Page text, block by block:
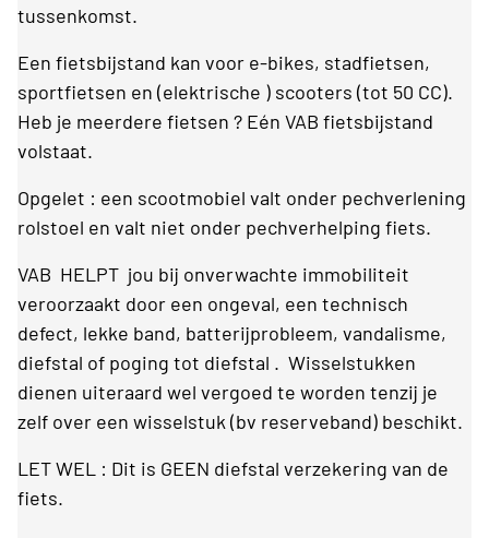
tussenkomst.
Een fietsbijstand kan voor e-bikes, stadfietsen,
sportfietsen en (elektrische ) scooters (tot 50 CC).
Heb je meerdere fietsen ? Eén VAB fietsbijstand
volstaat.
Opgelet : een scootmobiel valt onder pechverlening
rolstoel en valt niet onder pechverhelping fiets.
VAB HELPT jou bij onverwachte immobiliteit
veroorzaakt door een ongeval, een technisch
defect, lekke band, batterijprobleem, vandalisme,
diefstal of poging tot diefstal . Wisselstukken
dienen uiteraard wel vergoed te worden tenzij je
zelf over een wisselstuk (bv reserveband) beschikt.
LET WEL : Dit is GEEN diefstal verzekering van de
fiets.